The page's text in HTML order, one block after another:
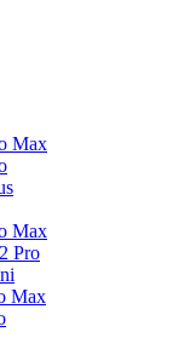
Max
Max
Pro
Max